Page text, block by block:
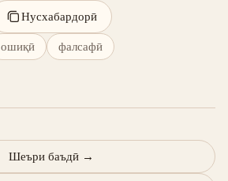
Нусхабардорӣ
ошиқӣ фалсафӣ
Шеъри баъдӣ →